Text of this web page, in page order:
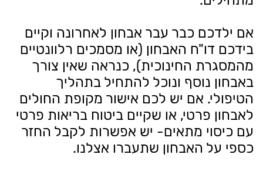
אם ילדכם כבר עבר אבחון לאחרונה וקיים
בידכם דו"ח האבחון (או מסמכים רלוונטיים
מהמסגרת החינוכית), כנראה שאין צורך
באבחון נוסף ונוכל להתחיל בתהליך
הטיפולי. אם יש לכם אישור מקופת החולים
לאבחון פרטי, או שקיים ביטוח בריאות פרטי
עם כיסוי מתאים- יש אפשרות לקבל החזר
כספי על האבחון שתעברו אצלנו.